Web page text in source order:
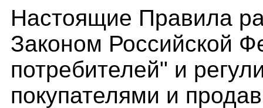
Настоящие Правила
Законом Российской
потребителей" и
покупателями и